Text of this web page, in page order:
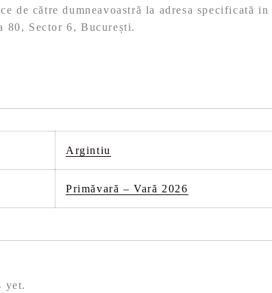
de către dumneavoastră la adresa specificată
80, Sector 6, București.
Argintiu
Primăvară – Vară 2026
yet.